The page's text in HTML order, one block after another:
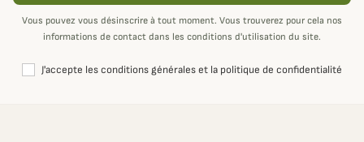
Vous pouvez vous désinscrire à tout moment. Vous trouverez pour cela nos
informations de contact dans les conditions d'utilisation du site.
J'accepte les conditions générales et la politique de confidentialité